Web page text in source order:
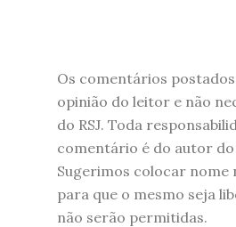
Os comentários
opinião do leitor e não
do RSJ. Toda
comentário é do autor do
Sugerimos colocar nome
para que o mesmo seja
não serão permitidas.